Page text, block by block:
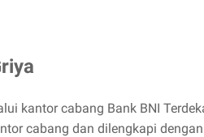
kantor cabang Bank BNI
cabang dan dilengkapi